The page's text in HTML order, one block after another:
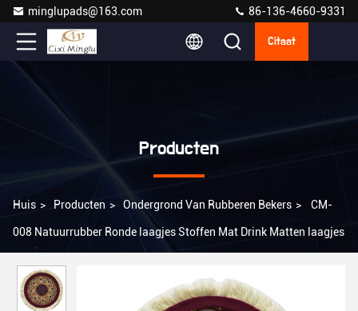
minglupads@163.com 86-136-4660-9331
Citaat
Producten
Huis > Producten > Ondergrond Van Rubberen Bekers > CM-
008 Natuurrubber Ronde laagjes Stoffen Mat Drink Matten laagjes